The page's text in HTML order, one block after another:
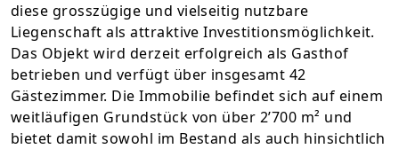
diese grosszügige und vielseitig nutzbare
Liegenschaft als attraktive Investitionsmöglichkeit.
Das Objekt wird derzeit erfolgreich als Gasthof
betrieben und verfügt über insgesamt 42
Gästezimmer. Die Immobilie befindet sich auf einem
weitläufigen Grundstück von über 2’700 m² und
bietet damit sowohl im Bestand als auch hinsichtlich